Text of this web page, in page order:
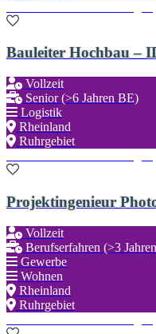
Bauleiter Hochbau –
Vollzeit
Senior (>6 Jahren BE)
Logistik
Rheinland
Ruhrgebiet
Projektingenieur
Vollzeit
Berufserfahren (>3
Gewerbe
Wohnen
Rheinland
Ruhrgebiet